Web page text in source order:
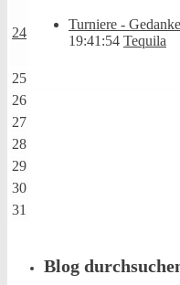
24
Turniere -
19:41:54 Tequila
25
26
27
28
29
30
31
Blog